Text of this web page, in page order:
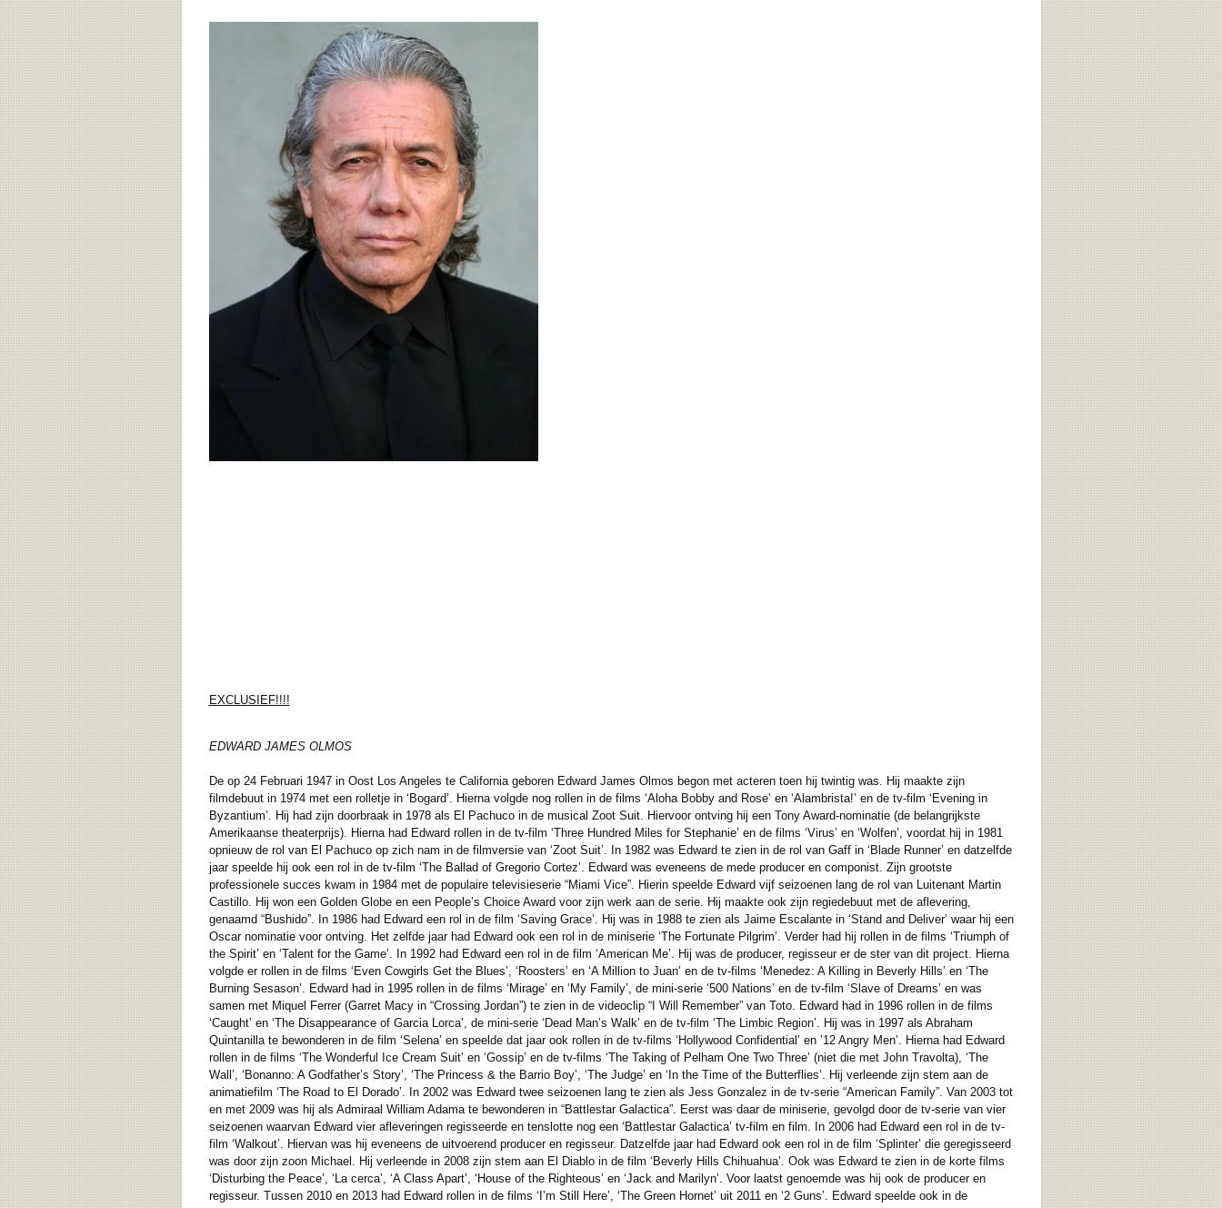
EXCLUSIEF!!!!
EDWARD JAMES OLMOS
De op 24 Februari 1947 in Oost Los Angeles te California geboren Edward James Olmos begon met acteren toen hij twintig was. Hij maakte zijn
filmdebuut in 1974 met een rolletje in ‘Bogard’. Hierna volgde nog rollen in de films ‘Aloha Bobby and Rose’ en ‘Alambrista!’ en de tv-film ‘Evening in
Byzantium’. Hij had zijn doorbraak in 1978 als El Pachuco in de musical Zoot Suit. Hiervoor ontving hij een Tony Award-nominatie (de belangrijkste
Amerikaanse theaterprijs). Hierna had Edward rollen in de tv-film ‘Three Hundred Miles for Stephanie’ en de films ‘Virus’ en ‘Wolfen’, voordat hij in 1981
opnieuw de rol van El Pachuco op zich nam in de filmversie van ‘Zoot Suit’. In 1982 was Edward te zien in de rol van Gaff in ‘Blade Runner’ en datzelfde
jaar speelde hij ook een rol in de tv-film ‘The Ballad of Gregorio Cortez’. Edward was eveneens de mede producer en componist. Zijn grootste
professionele succes kwam in 1984 met de populaire televisieserie “Miami Vice”. Hierin speelde Edward vijf seizoenen lang de rol van Luitenant Martin
Castillo. Hij won een Golden Globe en een People’s Choice Award voor zijn werk aan de serie. Hij maakte ook zijn regiedebuut met de aflevering,
genaamd “Bushido”. In 1986 had Edward een rol in de film ‘Saving Grace’. Hij was in 1988 te zien als Jaime Escalante in ‘Stand and Deliver’ waar hij een
Oscar nominatie voor ontving. Het zelfde jaar had Edward ook een rol in de miniserie ‘The Fortunate Pilgrim’. Verder had hij rollen in de films ‘Triumph of
the Spirit’ en ‘Talent for the Game’. In 1992 had Edward een rol in de film ‘American Me’. Hij was de producer, regisseur er de ster van dit project. Hierna
volgde er rollen in de films ‘Even Cowgirls Get the Blues’, ‘Roosters’ en ‘A Million to Juan’ en de tv-films ‘Menedez: A Killing in Beverly Hills’ en ‘The
Burning Sesason’. Edward had in 1995 rollen in de films ‘Mirage’ en ‘My Family’, de mini-serie ‘500 Nations’ en de tv-film ‘Slave of Dreams’ en was
samen met Miquel Ferrer (Garret Macy in “Crossing Jordan”) te zien in de videoclip “I Will Remember” van Toto. Edward had in 1996 rollen in de films
‘Caught’ en ‘The Disappearance of Garcia Lorca’, de mini-serie ‘Dead Man’s Walk’ en de tv-film ‘The Limbic Region’. Hij was in 1997 als Abraham
Quintanilla te bewonderen in de film ‘Selena’ en speelde dat jaar ook rollen in de tv-films ‘Hollywood Confidential’ en ’12 Angry Men’. Hierna had Edward
rollen in de films ‘The Wonderful Ice Cream Suit’ en ‘Gossip’ en de tv-films ‘The Taking of Pelham One Two Three’ (niet die met John Travolta), ‘The
Wall’, ‘Bonanno: A Godfather’s Story’, ‘The Princess & the Barrio Boy’, ‘The Judge’ en ‘In the Time of the Butterflies’. Hij verleende zijn stem aan de
animatiefilm ‘The Road to El Dorado’. In 2002 was Edward twee seizoenen lang te zien als Jess Gonzalez in de tv-serie “American Family”. Van 2003 tot
en met 2009 was hij als Admiraal William Adama te bewonderen in “Battlestar Galactica”. Eerst was daar de miniserie, gevolgd door de tv-serie van vier
seizoenen waarvan Edward vier afleveringen regisseerde en tenslotte nog een ‘Battlestar Galactica’ tv-film en film. In 2006 had Edward een rol in de tv-
film ‘Walkout’. Hiervan was hij eveneens de uitvoerend producer en regisseur. Datzelfde jaar had Edward ook een rol in de film ‘Splinter’ die geregisseerd
was door zijn zoon Michael. Hij verleende in 2008 zijn stem aan El Diablo in de film ‘Beverly Hills Chihuahua’. Ook was Edward te zien in de korte films
‘Disturbing the Peace’, ‘La cerca’, ‘A Class Apart’, ‘House of the Righteous’ en ‘Jack and Marilyn’. Voor laatst genoemde was hij ook de producer en
regisseur. Tussen 2010 en 2013 had Edward rollen in de films ‘I’m Still Here’, ‘The Green Hornet’ uit 2011 en ‘2 Guns’. Edward speelde ook in de